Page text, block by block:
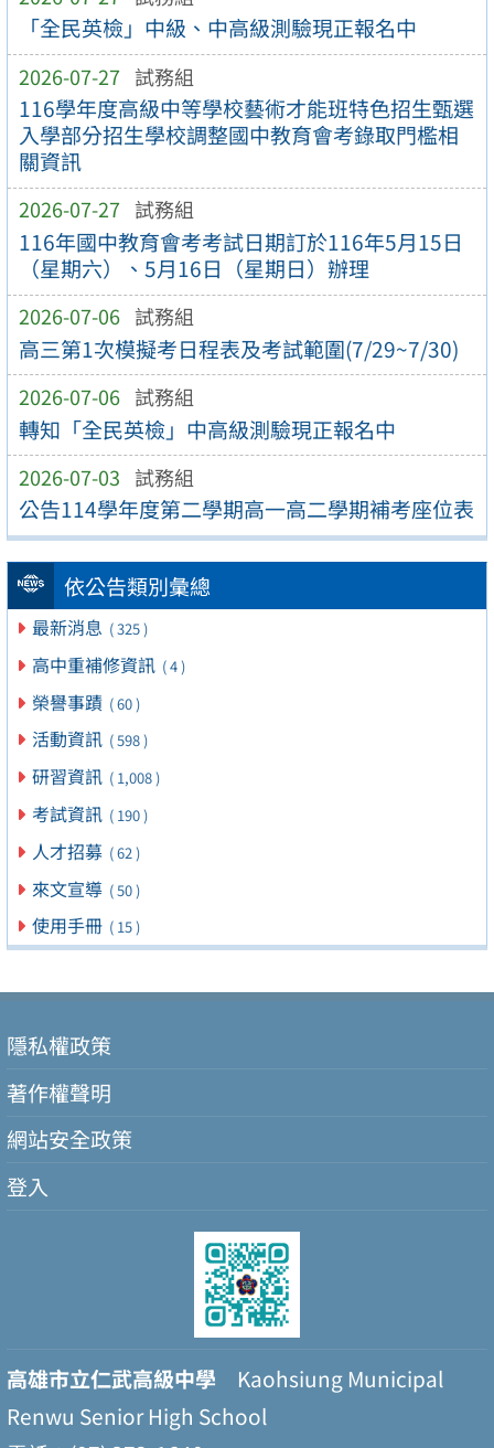
「全民英檢」中級、中高級測驗現正報名中
2026-07-27 試務組
116學年度高級中等學校藝術才能班特色招生甄選
入學部分招生學校調整國中教育會考錄取門檻相
關資訊
2026-07-27 試務組
116年國中教育會考考試日期訂於116年5月15日
（星期六）、5月16日（星期日）辦理
2026-07-06 試務組
高三第1次模擬考日程表及考試範圍(7/29~7/30)
2026-07-06 試務組
轉知「全民英檢」中高級測驗現正報名中
2026-07-03 試務組
公告114學年度第二學期高一高二學期補考座位表
依公告類別彙總
最新消息 ( 325 )
高中重補修資訊 ( 4 )
榮譽事蹟 ( 60 )
活動資訊 ( 598 )
研習資訊 ( 1,008 )
考試資訊 ( 190 )
人才招募 ( 62 )
來文宣導 ( 50 )
使用手冊 ( 15 )
隱私權政策
著作權聲明
網站安全政策
登入
高雄市立仁武高級中學 Kaohsiung Municipal
Renwu Senior High School